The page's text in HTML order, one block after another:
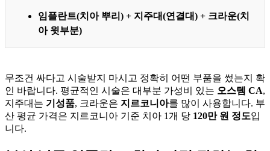
임플란트(치아 뿌리) + 지주대(연결대) + 크라운(치
아 윗부분)
무조건 싸다고 시술받지 마시고 정확히 어떤 부품을 썼는지 확
인 바랍니다. 평균적인 시술은 대부분 가성비 있는 오스템 CA,
지주대는 기성품, 크라운은 지르코니아를 많이 사용합니다. 부
산 평균 가격은 지르코니아 기준 치아 1개 당 120만 원 정도입
니다.